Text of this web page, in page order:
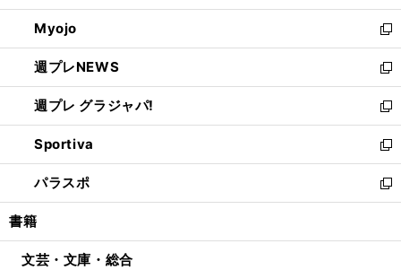
開
く
ウ
で
開
く
ン
ド
ウ
で
開
く
ウ
ィ
ン
ド
ウ
で
開
く
Myojo
新
し
い
ウ
ィ
ン
ド
ウ
で
開
週プレNEWS
新
し
い
ウ
ィ
ン
ド
ウ
開
週プレ グラジャパ!
新
し
い
ウ
ィ
ン
ウ
Sportiva
新
し
い
ウ
ン
パラスポ
新
し
ウ
書籍
文芸・文庫・総合